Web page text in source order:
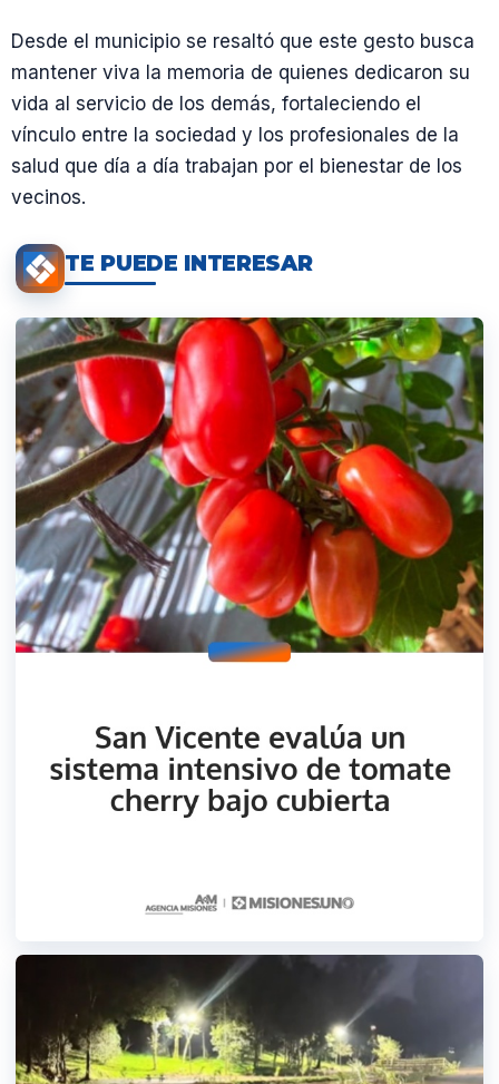
Desde el municipio se resaltó que este gesto busca
mantener viva la memoria de quienes dedicaron su
vida al servicio de los demás, fortaleciendo el
vínculo entre la sociedad y los profesionales de la
salud que día a día trabajan por el bienestar de los
vecinos.
TE PUEDE INTERESAR